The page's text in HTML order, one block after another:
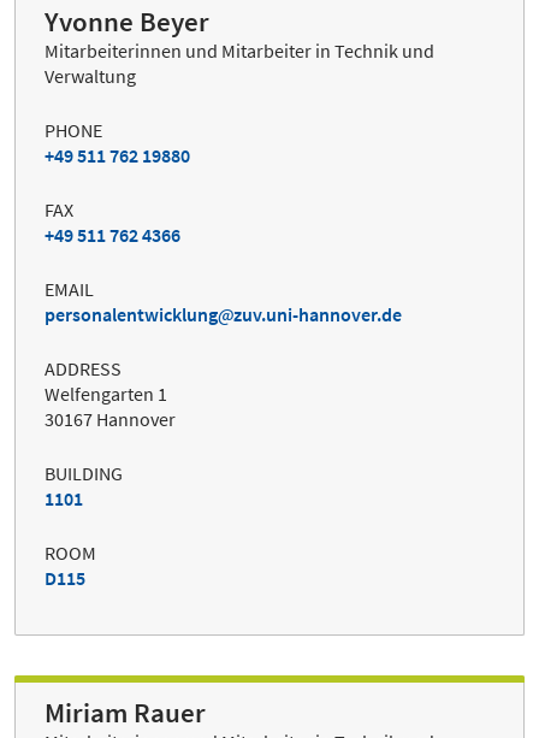
Yvonne Beyer
Mitarbeiterinnen und Mitarbeiter in Technik und
Verwaltung
PHONE
+49 511 762 19880
FAX
+49 511 762 4366
EMAIL
personalentwicklung
zuv.uni-hannover.de
ADDRESS
Welfengarten 1
30167 Hannover
BUILDING
1101
ROOM
D115
Miriam Rauer